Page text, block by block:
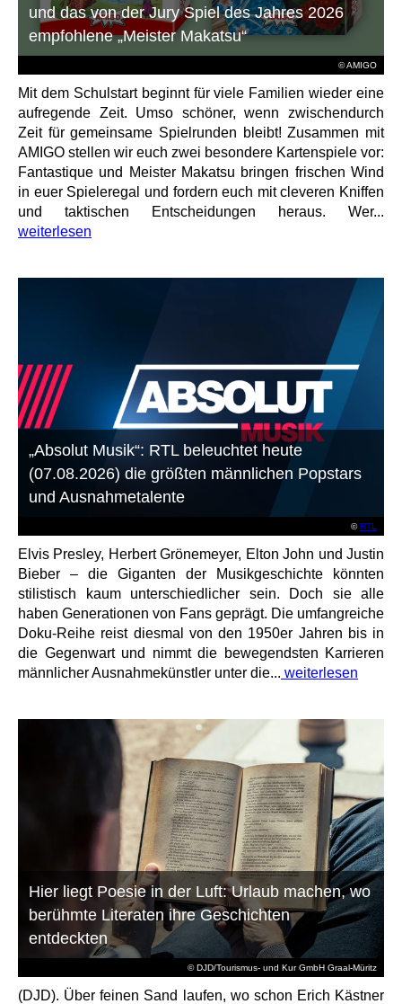
© AMIGO
und das von der Jury Spiel des Jahres 2026
empfohlene „Meister Makatsu“
Mit dem Schulstart beginnt für viele Familien wieder eine
aufregende Zeit. Umso schöner, wenn zwischendurch
Zeit für gemeinsame Spielrunden bleibt! Zusammen mit
AMIGO stellen wir euch zwei besondere Kartenspiele vor:
Fantastique und Meister Makatsu bringen frischen Wind
in euer Spieleregal und fordern euch mit cleveren Kniffen
und taktischen Entscheidungen heraus. Wer...
weiterlesen
©RTL
„Absolut Musik“: RTL beleuchtet heute
(07.08.2026) die größten männlichen Popstars
und Ausnahmetalente
Elvis Presley, Herbert Grönemeyer, Elton John und Justin
Bieber – die Giganten der Musikgeschichte könnten
stilistisch kaum unterschiedlicher sein. Doch sie alle
haben Generationen von Fans geprägt. Die umfangreiche
Doku-Reihe reist diesmal von den 1950er Jahren bis in
die Gegenwart und nimmt die bewegendsten Karrieren
männlicher Ausnahmekünstler unter die... weiterlesen
© DJD/Tourismus- und Kur GmbH Graal-Müritz
Hier liegt Poesie in der Luft: Urlaub machen, wo
berühmte Literaten ihre Geschichten
entdeckten
(DJD). Über feinen Sand laufen, wo schon Erich Kästner